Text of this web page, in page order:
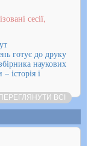
сесії,
готує до друку
наукових
історія і
ВСІ